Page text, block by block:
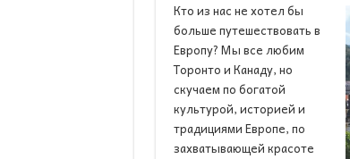
Кто из нас не хотел бы
больше путешествовать в
Европу? Мы все любим
Торонто и Канаду, но
скучаем по богатой
культурой, историей и
традициями Европе, по
захватывающей красоте